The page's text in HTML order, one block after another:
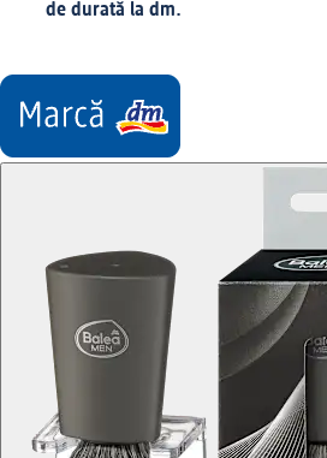
de durată la dm.